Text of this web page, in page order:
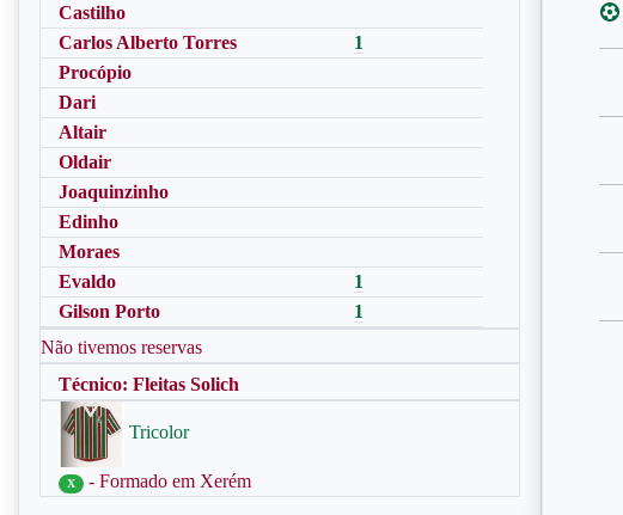
Castilho
Carlos Alberto Torres
1
Procópio
Dari
Altair
Oldair
Joaquinzinho
Edinho
Moraes
Evaldo
1
Gilson Porto
1
Não tivemos reservas
Técnico: Fleitas Solich
Tricolor
X - Formado em Xerém